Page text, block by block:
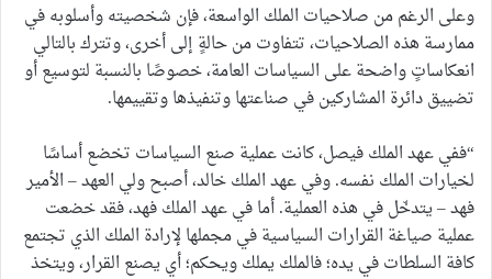
وعلى الرغم من صلاحيات الملك الواسعة، فإن شخصيته وأسلوبه في
ممارسة هذه الصلاحيات، تتفاوت من حالةٍ إلى أخرى، وتترك بالتالي
انعكاساتٍ واضحة على السياسات العامة، خصوصًا بالنسبة لتوسيع أو
تضييق دائرة المشاركين في صناعتها وتنفيذها وتقييمها.
“ففي عهد الملك فيصل، كانت عملية صنع السياسات تخضع أساسًا
لخيارات الملك نفسه. وفي عهد الملك خالد، أصبح ولي العهد – الأمير
فهد – يتدخّل في هذه العملية. أما في عهد الملك فهد، فقد خضعت
عملية صياغة القرارات السياسية في مجملها لإرادة الملك الذي تجتمع
كافة السلطات في يده؛ فالملك يملك ويحكم؛ أي يصنع القرار، ويتخذ